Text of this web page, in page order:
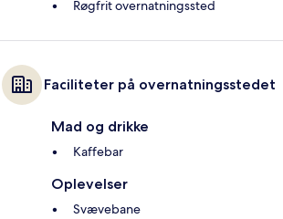
Røgfrit overnatningssted
Faciliteter på overnatningsstedet
Mad og drikke
Kaffebar
Oplevelser
Svævebane